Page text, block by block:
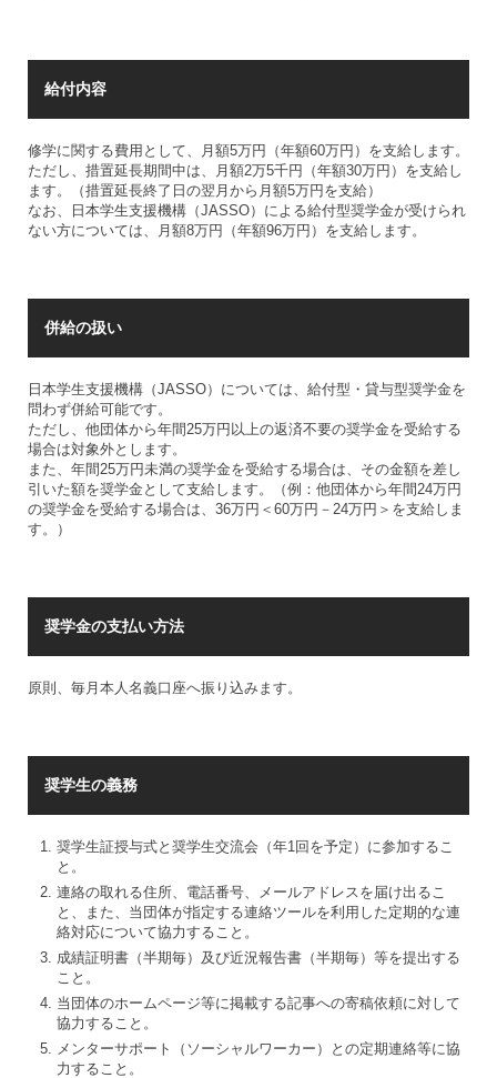
給付内容
修学に関する費用として、月額5万円（年額60万円）を支給します。
ただし、措置延長期間中は、月額2万5千円（年額30万円）を支給し
ます。（措置延長終了日の翌月から月額5万円を支給）
なお、日本学生支援機構（JASSO）による給付型奨学金が受けられ
ない方については、月額8万円（年額96万円）を支給します。
併給の扱い
日本学生支援機構（JASSO）については、給付型・貸与型奨学金を
問わず併給可能です。
ただし、他団体から年間25万円以上の返済不要の奨学金を受給する
場合は対象外とします。
また、年間25万円未満の奨学金を受給する場合は、その金額を差し
引いた額を奨学金として支給します。（例：他団体から年間24万円
の奨学金を受給する場合は、36万円＜60万円－24万円＞を支給しま
す。）
奨学金の支払い方法
原則、毎月本人名義口座へ振り込みます。
奨学生の義務
奨学生証授与式と奨学生交流会（年1回を予定）に参加するこ
と。
連絡の取れる住所、電話番号、メールアドレスを届け出るこ
と、また、当団体が指定する連絡ツールを利用した定期的な連
絡対応について協力すること。
成績証明書（半期毎）及び近況報告書（半期毎）等を提出する
こと。
当団体のホームページ等に掲載する記事への寄稿依頼に対して
協力すること。
メンターサポート（ソーシャルワーカー）との定期連絡等に協
力すること。